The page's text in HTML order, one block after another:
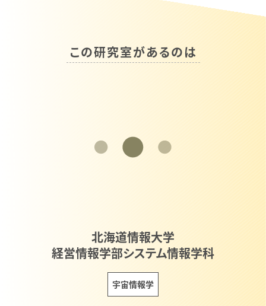
この研究室があるのは
北海道情報大学
経営情報学部システム情報学科
宇宙情報学